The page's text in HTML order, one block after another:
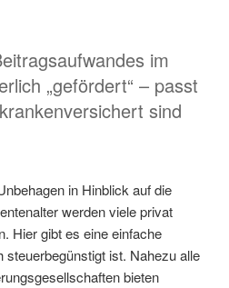
im
„gefördert“ – passt
sind
in Hinblick auf die
werden viele privat
Hier gibt es eine einfache
steuerbegünstigt ist. Nahezu alle
bieten